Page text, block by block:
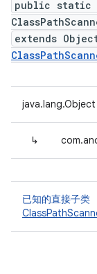
public static
extends
java.lang.Object
↳
已知的直接子类